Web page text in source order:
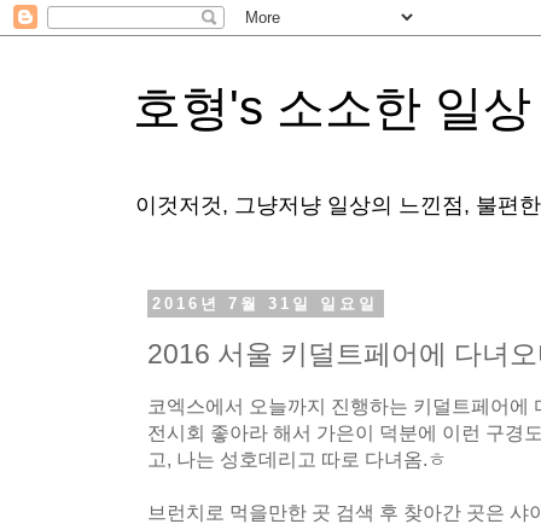
호형's 소소한 일상
이것저것, 그냥저냥 일상의 느낀점, 불편
2016년 7월 31일 일요일
2016 서울 키덜트페어에 다녀
코엑스에서 오늘까지 진행하는 키덜트페어에
전시회 좋아라 해서 가은이 덕분에 이런 구경
고, 나는 성호데리고 따로 다녀옴.ㅎ
브런치로 먹을만한 곳 검색 후 찾아간 곳은 샤